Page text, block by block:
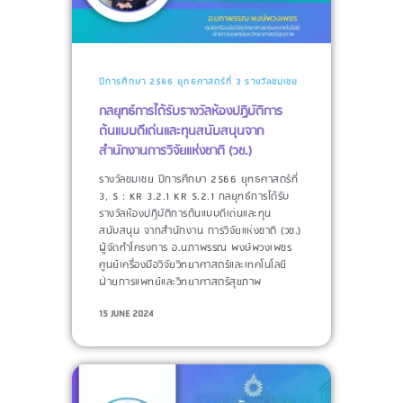
ปีการศึกษา 2566 ยุทธศาสตร์ที่ 3 รางวัลชมเชย
กลยุทธ์การได้รับรางวัลห้องปฏิบัติการ
ต้นแบบดีเด่นและทุนสนับสนุนจาก
สำนักงานการวิจัยแห่งชาติ (วช.)
รางวัลชมเชย ปีการศึกษา 2566 ยุทธศาสตร์ที่
3, 5 : KR 3.2.1 KR 5.2.1 กลยุทธ์การได้รับ
รางวัลห้องปฏิบัติการต้นแบบดีเด่นและทุน
สนับสนุน จากสำนักงาน การวิจัยแห่งชาติ (วช.)
ผู้จัดทำโครงการ​ อ.นภาพรรณ พงษ์พวงเพชร
ศูนย์เครื่องมือวิจัยวิทยาศาสตร์และเทคโนโลยี
ฝ่ายการแพทย์และวิทยาศาสตร์สุขภาพ
15 JUNE 2024